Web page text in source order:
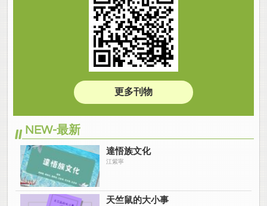
更多刊物
NEW-最新
達悟族文化
江紫寧
天竺鼠的大小事